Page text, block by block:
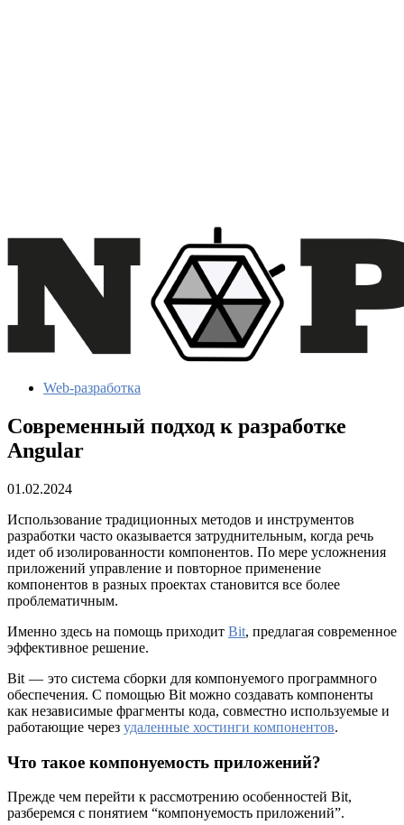
Web-разработка
Современный подход к разработке
Angular
01.02.2024
Использование традиционных методов и инструментов
разработки часто оказывается затруднительным, когда речь
идет об изолированности компонентов. По мере усложнения
приложений управление и повторное применение
компонентов в разных проектах становится все более
проблематичным.
Именно здесь на помощь приходит Bit, предлагая современное
эффективное решение.
Bit — это система сборки для компонуемого программного
обеспечения. С помощью Bit можно создавать компоненты
как независимые фрагменты кода, совместно используемые и
работающие через удаленные хостинги компонентов.
Что такое компонуемость приложений?
Прежде чем перейти к рассмотрению особенностей Bit,
разберемся с понятием “компонуемость приложений”.